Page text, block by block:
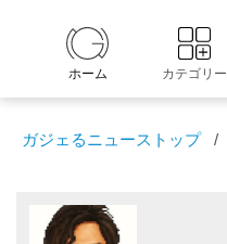
ホーム カテゴリー
ガジェるニューストップ /